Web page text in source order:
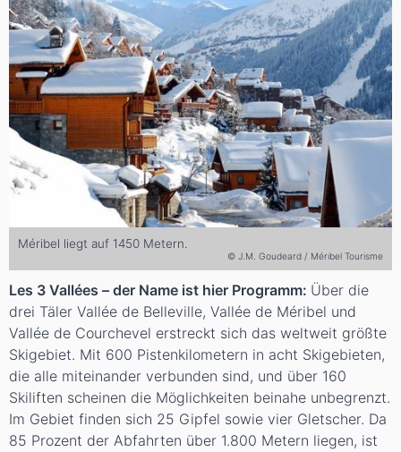
Méribel liegt auf 1450 Metern.
© J.M. Goudeard / Méribel Tourisme
Les 3 Vallées – der Name ist hier Programm: Über die
drei Täler Vallée de Belleville, Vallée de Méribel und
Vallée de Courchevel erstreckt sich das weltweit größte
Skigebiet. Mit 600 Pistenkilometern in acht Skigebieten,
die alle miteinander verbunden sind, und über 160
Skiliften scheinen die Möglichkeiten beinahe unbegrenzt.
Im Gebiet finden sich 25 Gipfel sowie vier Gletscher. Da
85 Prozent der Abfahrten über 1.800 Metern liegen, ist